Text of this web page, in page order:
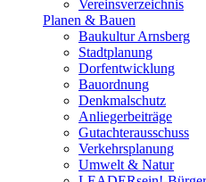
Vereinsverzeichnis
Planen & Bauen
Baukultur Arnsberg
Stadtplanung
Dorfentwicklung
Bauordnung
Denkmalschutz
Anliegerbeiträge
Gutachterausschuss
Verkehrsplanung
Umwelt & Natur